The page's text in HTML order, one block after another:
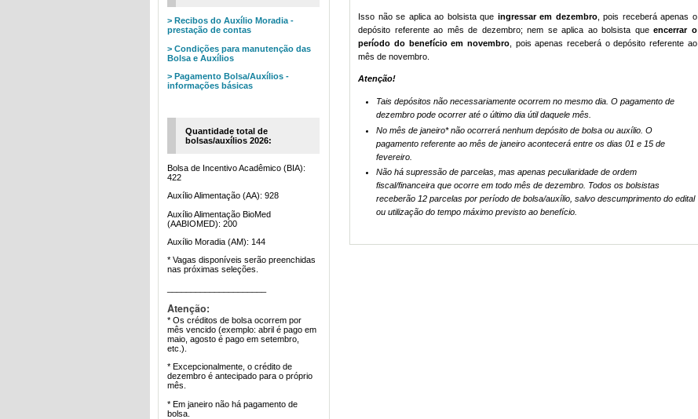
Isso não se aplica ao bolsista que ingressar em dezembro, pois receberá apenas o
depósito referente ao mês de dezembro; nem se aplica ao bolsista queencerrar o
período do benefício em novembro, pois apenas receberá o depósito referente ao
mês de novembro.
Atenção!
Tais depósitos não necessariamente ocorrem no mesmo dia. O pagamento de
dezembro pode ocorrer até o último dia útil daquele mês.
No mês de janeiro* não ocorrerá nenhum depósito de bolsa ou auxílio. O
pagamento referente ao mês de janeiro acontecerá entre os dias 01 e 15 de
fevereiro.
Não há supressão de parcelas, mas apenas peculiaridade de ordem
fiscal/financeira que ocorre em todo mês de dezembro. Todos os bolsistas
receberão 12 parcelas por período de bolsa/auxílio, salvo descumprimento do edital
ou utilização do tempo máximo previsto ao benefício.
> Recibos do Auxílio Moradia -
prestação de contas
> Condições para manutenção das
Bolsa e Auxílios
> Pagamento Bolsa/Auxílios -
informações básicas
Quantidade total de
bolsas/auxílios 2026:
Bolsa de Incentivo Acadêmico (BIA):
422
Auxílio Alimentação (AA): 928
Auxílio Alimentação BioMed
(AABIOMED): 200
Auxílio Moradia (AM): 144
* Vagas disponíveis serão preenchidas
nas próximas seleções.
Atenção:
* Os créditos de bolsa ocorrem por
mês vencido (exemplo: abril é pago em
maio, agosto é pago em setembro,
etc.).
* Excepcionalmente, o crédito de
dezembro é antecipado para o próprio
mês.
* Em janeiro não há pagamento de
bolsa.